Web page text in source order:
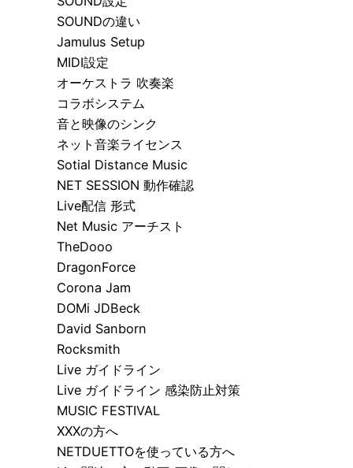
SOUNDの違い
Jamulus Setup
MIDI設定
オーケストラ 吹奏楽
コラボシステム
音と映像のシンク
ネット音楽ライセンス
Sotial Distance Music
NET SESSION 動作確認
Live配信 形式
Net Music アーチスト
TheDooo
DragonForce
Corona Jam
DOMi JDBeck
David Sanborn
Rocksmith
Live ガイドライン
Live ガイドライン 感染防止対策
MUSIC FESTIVAL
XXXの方へ
NETDUETTOを使っている方へ